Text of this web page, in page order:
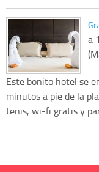
a
Este bonito hotel se
minutos a pie de la
tenis, wi-fi gratis y